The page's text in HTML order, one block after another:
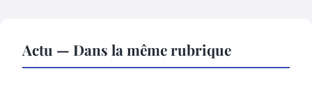
Actu — Dans la même rubrique